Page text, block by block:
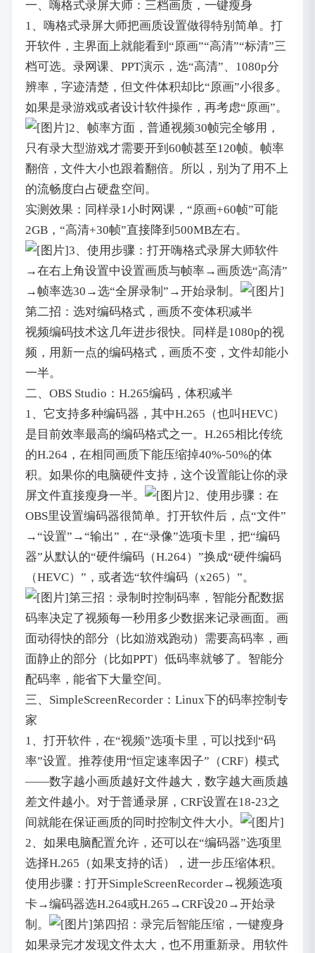
一、嗨格式录屏大师：三档画质，一键瘦身
1、嗨格式录屏大师把画质设置做得特别简单。打
开软件，主界面上就能看到“原画”“高清”“标清”三
档可选。录网课、PPT演示，选“高清”、1080p分
辨率，字迹清楚，但文件体积却比“原画”小很多。
如果是录游戏或者设计软件操作，再考虑“原画”。
2、帧率方面，普通视频30帧完全够用，
只有录大型游戏才需要开到60帧甚至120帧。帧率
翻倍，文件大小也跟着翻倍。所以，别为了用不上
的流畅度白占硬盘空间。
实测效果：同样录1小时网课，“原画+60帧”可能
2GB，“高清+30帧”直接降到500MB左右。
3、使用步骤：打开嗨格式录屏大师软件
→在右上角设置中设置画质与帧率→画质选“高清”
→帧率选30→选“全屏录制”→开始录制。
第二招：选对编码格式，画质不变体积减半
视频编码技术这几年进步很快。同样是1080p的视
频，用新一点的编码格式，画质不变，文件却能小
一半。
二、OBS Studio：H.265编码，体积减半
1、它支持多种编码器，其中H.265（也叫HEVC）
是目前效率最高的编码格式之一。H.265相比传统
的H.264，在相同画质下能压缩掉40%-50%的体
积。如果你的电脑硬件支持，这个设置能让你的录
屏文件直接瘦身一半。
2、使用步骤：在
OBS里设置编码器很简单。打开软件后，点“文件”
→“设置”→“输出”，在“录像”选项卡里，把“编码
器”从默认的“硬件编码（H.264）”换成“硬件编码
（HEVC）”，或者选“软件编码（x265）”。
第三招：录制时控制码率，智能分配数据
码率决定了视频每一秒用多少数据来记录画面。画
面动得快的部分（比如游戏跑动）需要高码率，画
面静止的部分（比如PPT）低码率就够了。智能分
配码率，能省下大量空间。
三、SimpleScreenRecorder：Linux下的码率控制专
家
1、打开软件，在“视频”选项卡里，可以找到“码
率”设置。推荐使用“恒定速率因子”（CRF）模式
——数字越小画质越好文件越大，数字越大画质越
差文件越小。对于普通录屏，CRF设置在18-23之
间就能在保证画质的同时控制文件大小。
2、如果电脑配置允许，还可以在“编码器”选项里
选择H.265（如果支持的话），进一步压缩体积。
使用步骤：打开SimpleScreenRecorder→视频选项
卡→编码器选H.264或H.265→CRF设20→开始录
制。
第四招：录完后智能压缩，一键瘦身
如果录完才发现文件太大，也不用重新录。用软件